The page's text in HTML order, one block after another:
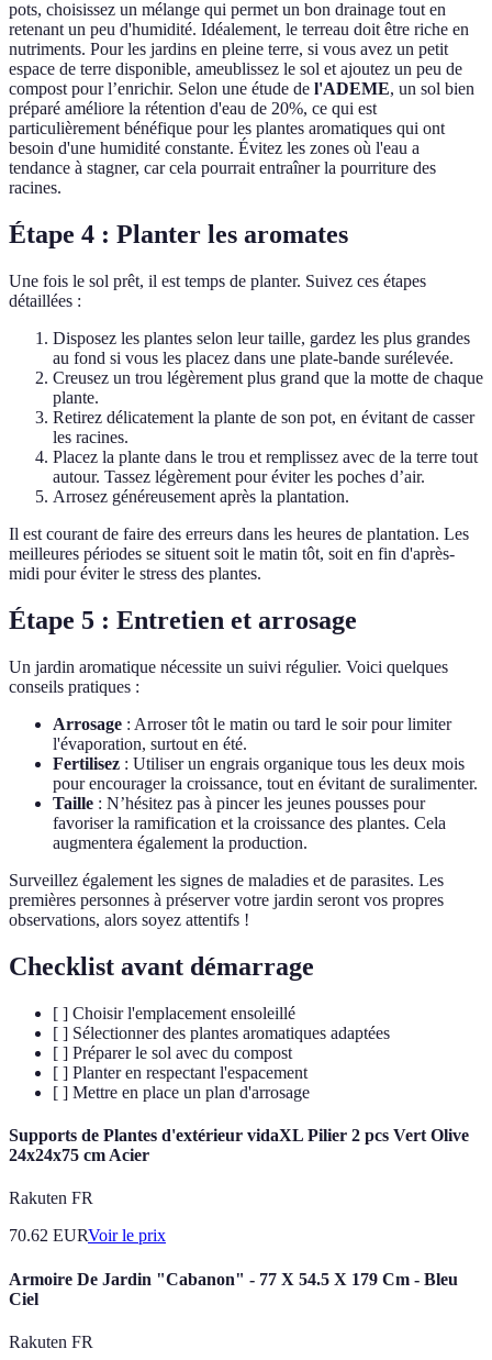
pots, choisissez un mélange qui permet un bon drainage tout en
retenant un peu d'humidité. Idéalement, le terreau doit être riche en
nutriments. Pour les jardins en pleine terre, si vous avez un petit
espace de terre disponible, ameublissez le sol et ajoutez un peu de
compost pour l’enrichir. Selon une étude de l'ADEME, un sol bien
préparé améliore la rétention d'eau de 20%, ce qui est
particulièrement bénéfique pour les plantes aromatiques qui ont
besoin d'une humidité constante. Évitez les zones où l'eau a
tendance à stagner, car cela pourrait entraîner la pourriture des
racines.
Étape 4 : Planter les aromates
Une fois le sol prêt, il est temps de planter. Suivez ces étapes
détaillées :
Disposez les plantes selon leur taille, gardez les plus grandes
au fond si vous les placez dans une plate-bande surélevée.
Creusez un trou légèrement plus grand que la motte de chaque
plante.
Retirez délicatement la plante de son pot, en évitant de casser
les racines.
Placez la plante dans le trou et remplissez avec de la terre tout
autour. Tassez légèrement pour éviter les poches d’air.
Arrosez généreusement après la plantation.
Il est courant de faire des erreurs dans les heures de plantation. Les
meilleures périodes se situent soit le matin tôt, soit en fin d'après-
midi pour éviter le stress des plantes.
Étape 5 : Entretien et arrosage
Un jardin aromatique nécessite un suivi régulier. Voici quelques
conseils pratiques :
Arrosage : Arroser tôt le matin ou tard le soir pour limiter
l'évaporation, surtout en été.
Fertilisez : Utiliser un engrais organique tous les deux mois
pour encourager la croissance, tout en évitant de suralimenter.
Taille : N’hésitez pas à pincer les jeunes pousses pour
favoriser la ramification et la croissance des plantes. Cela
augmentera également la production.
Surveillez également les signes de maladies et de parasites. Les
premières personnes à préserver votre jardin seront vos propres
observations, alors soyez attentifs !
Checklist avant démarrage
[ ] Choisir l'emplacement ensoleillé
[ ] Sélectionner des plantes aromatiques adaptées
[ ] Préparer le sol avec du compost
[ ] Planter en respectant l'espacement
[ ] Mettre en place un plan d'arrosage
Supports de Plantes d'extérieur vidaXL Pilier 2 pcs Vert Olive
24x24x75 cm Acier
Rakuten FR
70.62 EURVoir le prix
Armoire De Jardin "Cabanon" - 77 X 54.5 X 179 Cm - Bleu
Ciel
Rakuten FR